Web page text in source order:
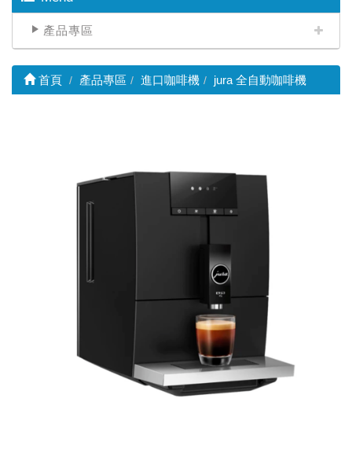
產品專區
首頁 產品專區 進口咖啡機 jura 全自動咖啡機